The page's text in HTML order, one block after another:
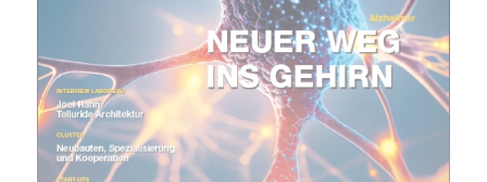
Mit dem |transkript-Newsletter
jede Woche aktuell informiert.
E-
Mail
(erforderlich)